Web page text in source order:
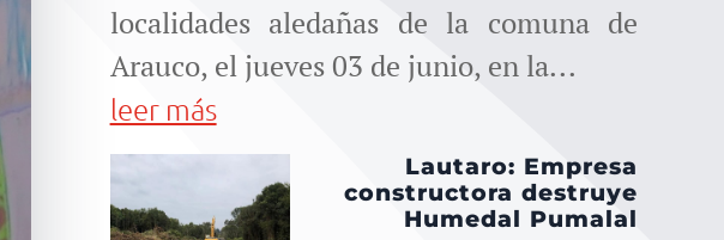
el
volumen.
localidades aledañas de la comuna de
Arauco, el jueves 03 de junio, en la...
leer más
Lautaro: Empresa
constructora destruye
Humedal Pumalal